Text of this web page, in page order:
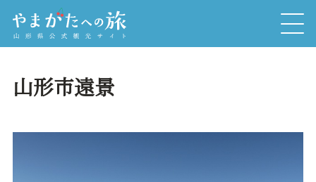
山形市遠景